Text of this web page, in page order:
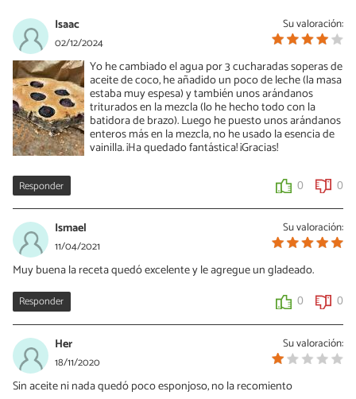
Su valoración:
Isaac
02/12/2024
Yo he cambiado el agua por 3 cucharadas soperas de
aceite de coco, he añadido un poco de leche (la masa
estaba muy espesa) y también unos arándanos
triturados en la mezcla (lo he hecho todo con la
batidora de brazo). Luego he puesto unos arándanos
enteros más en la mezcla, no he usado la esencia de
vainilla. ¡Ha quedado fantástica! ¡Gracias!
Responder 0 0
Su valoración:
Ismael
11/04/2021
Muy buena la receta quedó excelente y le agregue un gladeado.
Responder 0 0
Su valoración:
Her
18/11/2020
Sin aceite ni nada quedó poco esponjoso, no la recomiento